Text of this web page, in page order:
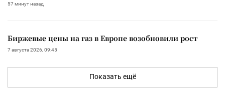
57 минут назад
Биржевые цены на газ в Европе возобновили рост
7 августа 2026, 09:45
Показать ещё